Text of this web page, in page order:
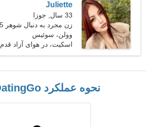
Juliette
33 سال, جوزا
43
وولن، سوئیس
اسکیت، در هوای آزاد قدم
می زند
نحوه عملکرد CheDatingGo